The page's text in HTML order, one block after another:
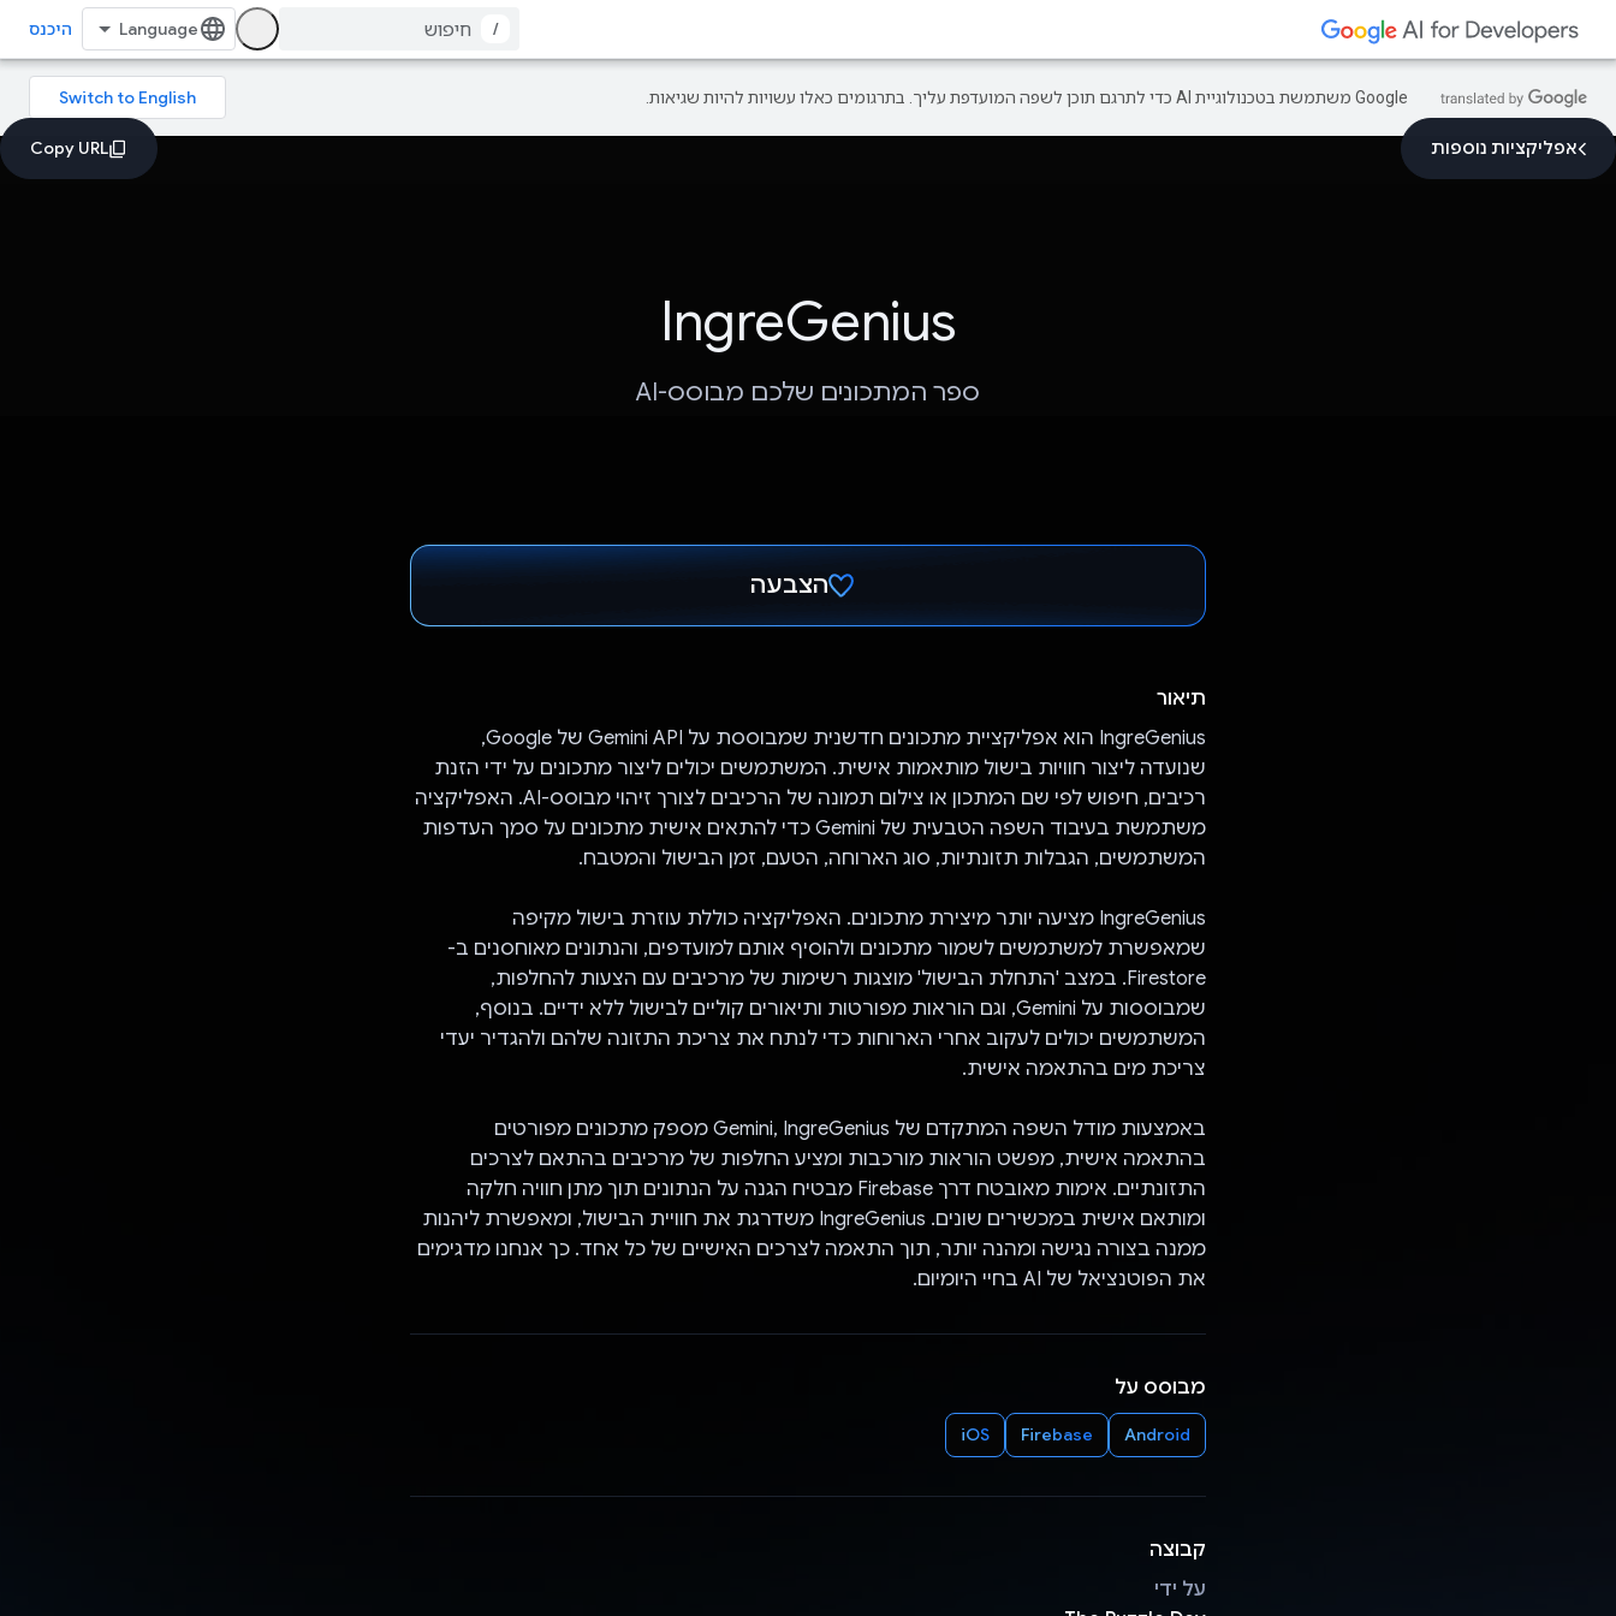
/ היכנס
‫Google משתמשת בטכנולוגיית AI כדי לתרגם תוכן לשפה המועדפת עליך. בתרגומים כאלו עשויות להיות שגיאות.
אפליקציות נוספות
IngreGenius
ספר המתכונים שלכם מבוסס-AI
הצבעה
תיאור
IngreGenius הוא אפליקציית מתכונים חדשנית שמבוססת על Gemini API של Google,
שנועדה ליצור חוויות בישול מותאמות אישית. המשתמשים יכולים ליצור מתכונים על ידי הזנת
רכיבים, חיפוש לפי שם המתכון או צילום תמונה של הרכיבים לצורך זיהוי מבוסס-AI. האפליקציה
משתמשת בעיבוד השפה הטבעית של Gemini כדי להתאים אישית מתכונים על סמך העדפות
המשתמשים, הגבלות תזונתיות, סוג הארוחה, הטעם, זמן הבישול והמטבח.
IngreGenius מציעה יותר מיצירת מתכונים. האפליקציה כוללת עוזרת בישול מקיפה
שמאפשרת למשתמשים לשמור מתכונים ולהוסיף אותם למועדפים, והנתונים מאוחסנים ב-
Firestore. במצב 'התחלת הבישול' מוצגות רשימות של מרכיבים עם הצעות להחלפות,
שמבוססות על Gemini, וגם הוראות מפורטות ותיאורים קוליים לבישול ללא ידיים. בנוסף,
המשתמשים יכולים לעקוב אחרי הארוחות כדי לנתח את צריכת התזונה שלהם ולהגדיר יעדי
צריכת מים בהתאמה אישית.
באמצעות מודל השפה המתקדם של Gemini, IngreGenius מספק מתכונים מפורטים
בהתאמה אישית, מפשט הוראות מורכבות ומציע החלפות של מרכיבים בהתאם לצרכים
התזונתיים. אימות מאובטח דרך Firebase מבטיח הגנה על הנתונים תוך מתן חוויה חלקה
ומותאם אישית במכשירים שונים. IngreGenius משדרגת את חוויית הבישול, ומאפשרת ליהנות
ממנה בצורה נגישה ומהנה יותר, תוך התאמה לצרכים האישיים של כל אחד. כך אנחנו מדגימים
את הפוטנציאל של AI בחיי היומיום.
מבוסס על
Android
Firebase
iOS
קבוצה
על ידי